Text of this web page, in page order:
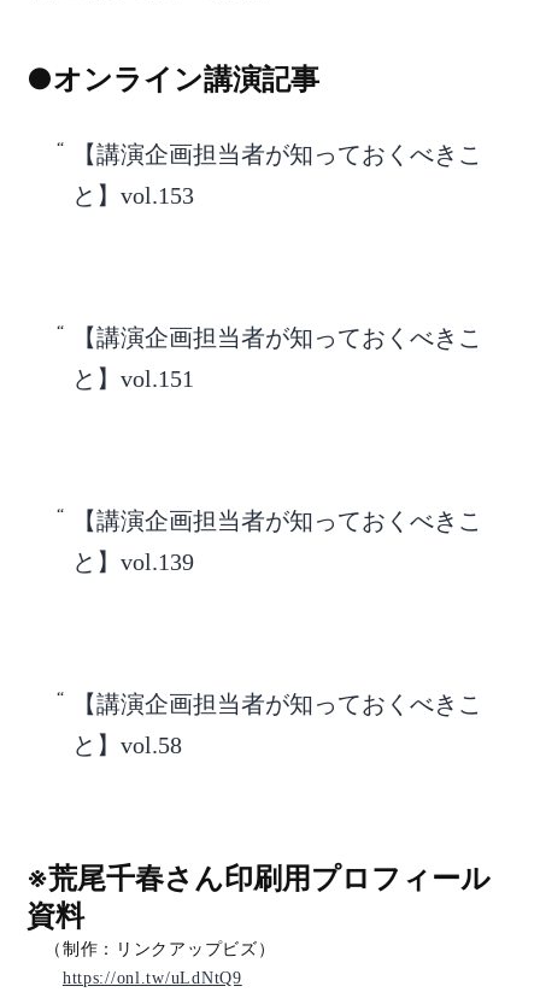
●オンライン講演記事
【講演企画担当者が知っておくべきこ
と】vol.153
【講演企画担当者が知っておくべきこ
と】vol.151
【講演企画担当者が知っておくべきこ
と】vol.139
【講演企画担当者が知っておくべきこ
と】vol.58
※荒尾千春さん印刷用プロフィール
資料
（制作：リンクアップビズ）
https://onl.tw/uLdNtQ9